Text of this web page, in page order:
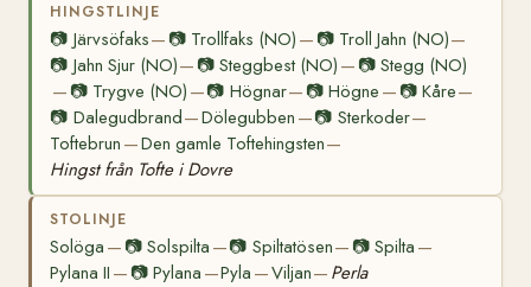
HINGSTLINJE
📷 Järvsöfaks— 📷 Trollfaks (NO) — 📷 Troll Jahn (NO)—
📷 Jahn Sjur (NO)— 📷Steggbest (NO) — 📷 Stegg (NO)
— 📷 Trygve (NO) —📷 Högnar— 📷Högne — 📷 Kåre—
📷 Dalegudbrand—Dölegubben —📷 Sterkoder—
Toftebrun —Den gamle Toftehingsten—
Hingst från Tofte i Dovre
STOLINJE
Solöga — 📷Solspilta —📷 Spiltatösen— 📷Spilta —
Pylana II — 📷Pylana —Pyla —Viljan— Perla